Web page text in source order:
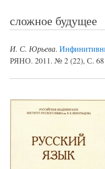
сложное будущее
И. С. Юрьева.
РЯНО. 2011. № 2 (22), С. 68